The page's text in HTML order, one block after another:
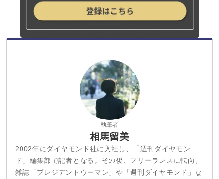
執筆者
相馬留美
2002年にダイヤモンド社に入社し、「週刊ダイヤモン
ド」編集部で記者となる。その後、フリーランスに転向。
雑誌「プレジデントウーマン」や「週刊ダイヤモンド」な